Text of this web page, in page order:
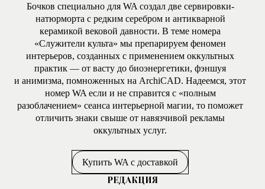
Бочков специально для WA создал две сервировки-
натюрморта с редким серебром и антикварной
керамикой вековой давности. В теме номера
«Служители культа» мы препарируем феномен
интерьеров, созданных с применением оккультных
практик — от васту до биоэнергетики, фэншуя
и анимизма, помноженных на ArchiCAD. Надеемся, этот
номер WA если и не справится с «полным
разоблачением» сеанса интерьерной магии, то поможет
отличить знаки свыше от навязчивой рекламы
оккультных услуг.
Купить WA с доставкой
РЕДАКЦИЯ